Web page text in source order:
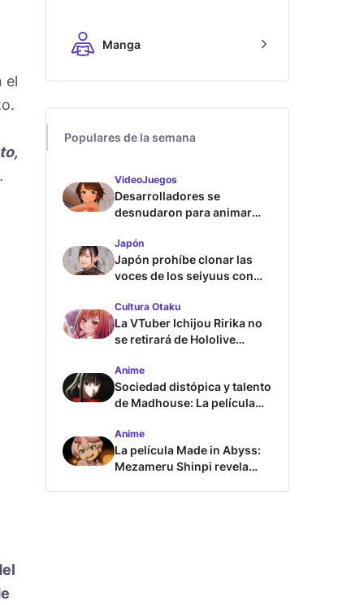
el
Manga
Populares de la semana
VideoJuegos
Desarrolladores se
desnudaron para animar
Japón
Japón prohíbe clonar las
voces de los seiyuus con
Cultura Otaku
La VTuber Ichijou Ririka no
se retirará de Hololive
Anime
Sociedad distópica y talento
de Madhouse: La película
tráiler
Anime
La película Made in Abyss:
Mezameru Shinpi revela